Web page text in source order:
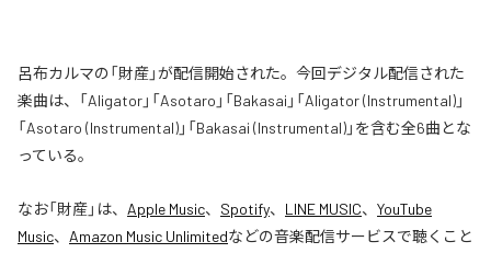
呂布カルマの「財産」が配信開始された。今回デジタル配信された
楽曲は、「Aligator」「Asotaro」「Bakasai」「Aligator (Instrumental)」
「Asotaro (Instrumental)」「Bakasai (Instrumental)」を含む全6曲とな
っている。
なお「財産」は、 Apple Music、 Spotify、 LINE MUSIC、 YouTube
Music、 Amazon Music Unlimitedなどの音楽配信サービスで聴くこと